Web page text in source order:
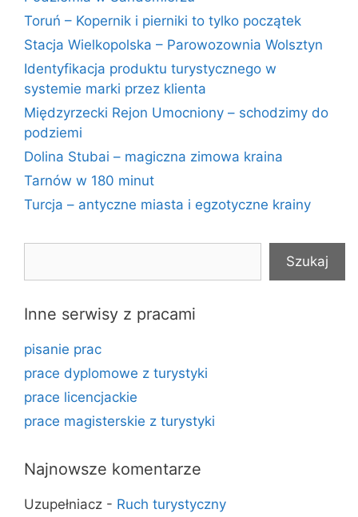
Toruń – Kopernik i pierniki to tylko początek
Stacja Wielkopolska – Parowozownia Wolsztyn
Identyfikacja produktu turystycznego w
systemie marki przez klienta
Międzyrzecki Rejon Umocniony – schodzimy do
podziemi
Dolina Stubai – magiczna zimowa kraina
Tarnów w 180 minut
Turcja – antyczne miasta i egzotyczne krainy
Szukaj
Inne serwisy z pracami
pisanie prac
prace dyplomowe z turystyki
prace licencjackie
prace magisterskie z turystyki
Najnowsze komentarze
Uzupełniacz - Ruch turystyczny